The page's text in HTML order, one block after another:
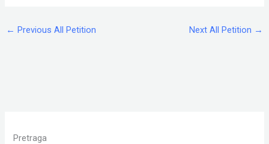
← Previous All Petition Next All Petition →
Pretraga